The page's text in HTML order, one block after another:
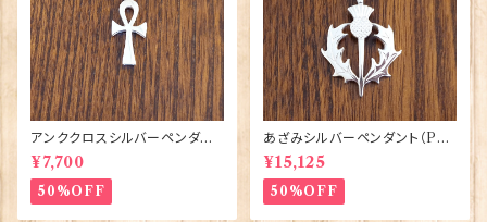
アンククロスシルバーペンダント
（P338）ORTAK 70156
¥7,700
50%OFF
あざみシルバーペンダント（P8
5）ORTAK 70148
¥15,125
50%OFF